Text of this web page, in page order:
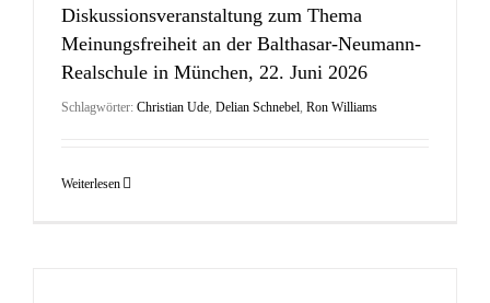
Diskussionsveranstaltung zum Thema
Meinungsfreiheit an der Balthasar-Neumann-
Realschule in München, 22. Juni 2026
Schlagwörter: Christian Ude, Delian Schnebel, Ron Williams
Weiterlesen